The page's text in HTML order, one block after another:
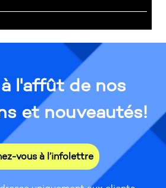
l'affût de nos
et nouveautés!
vous à l’infolettre